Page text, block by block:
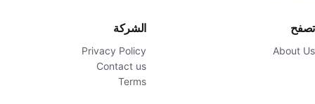
تصفح
About Us
الشركة
Privacy Policy
Contact us
Terms